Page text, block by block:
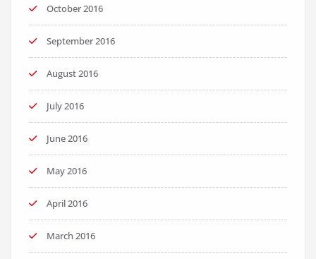
October 2016
September 2016
August 2016
July 2016
June 2016
May 2016
April 2016
March 2016